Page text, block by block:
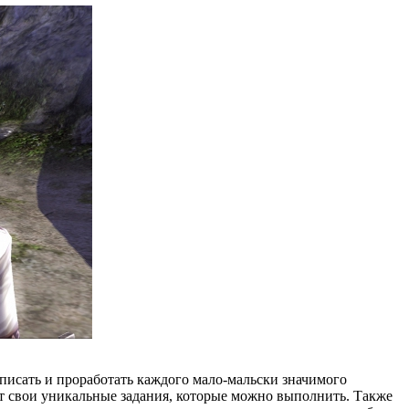
и проработать каждого мало-мальски значимого
свои уникальные задания, которые можно выполнить. Также